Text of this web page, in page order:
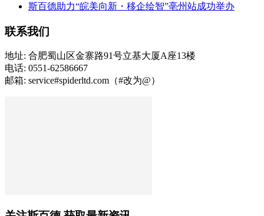
斯百德助力“皖美向新・移企绘智”亳州站成功举办
联系我们
地址: 合肥蜀山区金寨路91号立基大厦A座13楼
电话: 0551-62586667
邮箱: service#spiderltd.com（#改为@）